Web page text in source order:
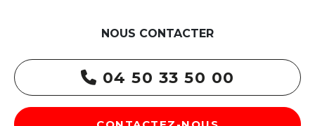
NOUS CONTACTER
04 50 33 50 00